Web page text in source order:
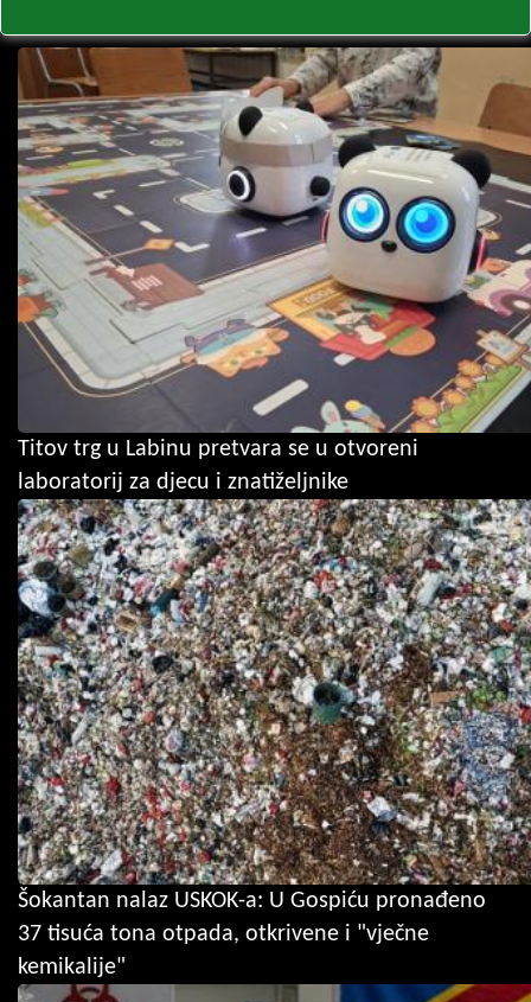
Titov trg u Labinu pretvara se u otvoreni
laboratorij za djecu i znatiželjnike
Šokantan nalaz USKOK-a: U Gospiću pronađeno
37 tisuća tona otpada, otkrivene i "vječne
kemikalije"